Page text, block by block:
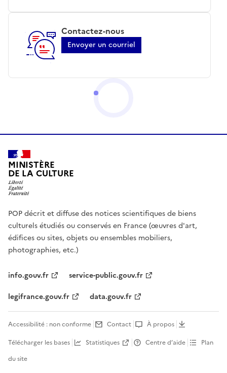
Contactez-nous
Envoyer un courriel
MINISTÈRE
DE LA CULTURE
POP décrit et diffuse des notices scientifiques de biens
culturels étudiés ou conservés en France (œuvres d'art,
édifices ou sites, objets ou ensembles mobiliers,
photographies, etc.)
info.gouv.fr
service-public.gouv.fr
legifrance.gouv.fr
data.gouv.fr
Accessibilité : non conforme Contact
À propos
Télécharger les bases
Statistiques Centre d’aide
Plan
du site